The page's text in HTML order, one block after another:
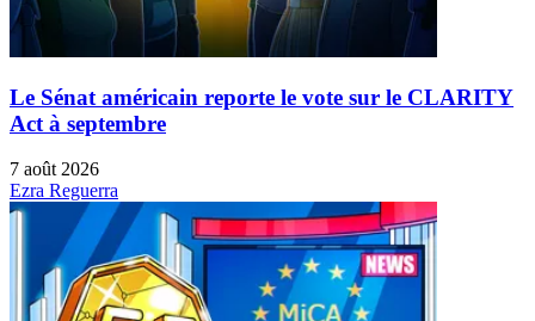
Le Sénat américain reporte le vote sur le CLARITY
Act à septembre
7 août 2026
Ezra Reguerra